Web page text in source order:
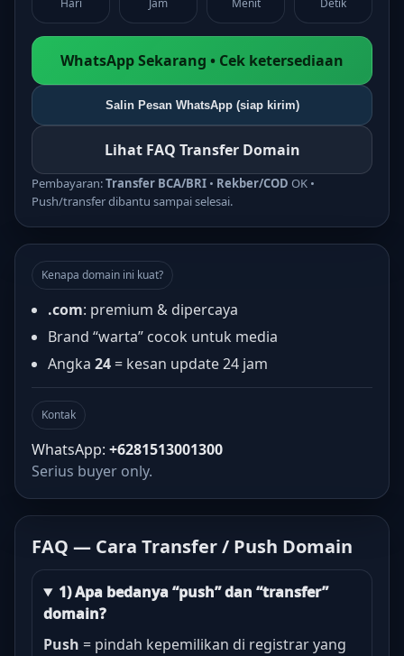
Hari Jam Menit Detik
WhatsApp Sekarang • Cek ketersediaan
Salin Pesan WhatsApp (siap kirim)
Lihat FAQ Transfer Domain
Pembayaran:Transfer BCA/BRI • Rekber/COD OK •
Push/transfer dibantu sampai selesai.
Kenapa domain ini kuat?
.com: premium & dipercaya
Brand “warta” cocok untuk media
Angka 24 = kesan update 24 jam
Kontak
WhatsApp: +6281513001300
Serius buyer only.
FAQ — Cara Transfer / Push Domain
1) Apa bedanya “push” dan “transfer”
domain?
Push = pindah kepemilikan di registrar yang